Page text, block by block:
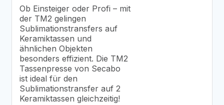
Ob Einsteiger oder Profi – mit
der TM2 gelingen
Sublimationstransfers auf
Keramiktassen und
ähnlichen Objekten
besonders effizient. Die TM2
Tassenpresse von Secabo
ist ideal für den
Sublimationstransfer auf 2
Keramiktassen gleichzeitig!